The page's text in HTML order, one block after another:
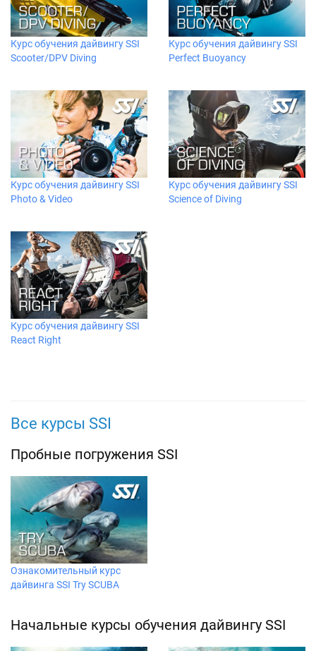
Курс обучения дайвингу SSI
Scooter/DPV Diving
Курс обучения дайвингу SSI
Perfect Buoyancy
Курс обучения дайвингу SSI
Photo & Video
Курс обучения дайвингу SSI
Science of Diving
Курс обучения дайвингу SSI
React Right
Все курсы SSI
Пробные погружения SSI
Ознакомительный курс
дайвинга SSI Try SCUBA
Начальные курсы обучения дайвингу SSI